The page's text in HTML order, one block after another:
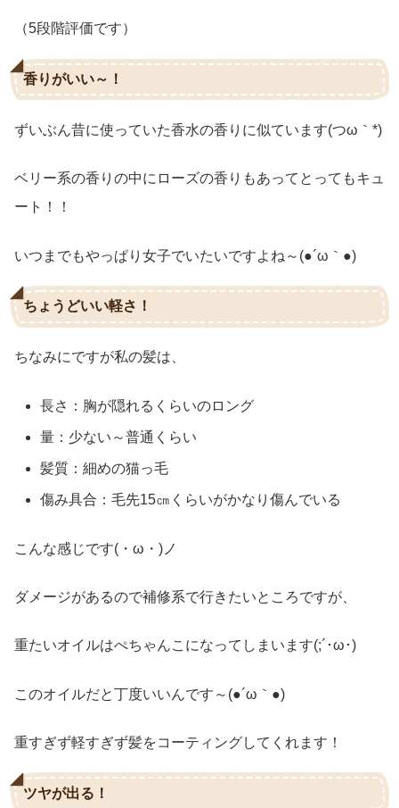
（5段階評価です）
香りがいい～！
ずいぶん昔に使っていた香水の香りに似ています(つω｀*)
ベリー系の香りの中にローズの香りもあってとってもキュ
ート！！
いつまでもやっぱり女子でいたいですよね～(●´ω｀●)
ちょうどいい軽さ！
ちなみにですが私の髪は、
長さ：胸が隠れるくらいのロング
量：少ない～普通くらい
髪質：細めの猫っ毛
傷み具合：毛先15㎝くらいがかなり傷んでいる
こんな感じです(・ω・)ノ
ダメージがあるので補修系で行きたいところですが、
重たいオイルはぺちゃんこになってしまいます(;´･ω･)
このオイルだと丁度いいんです～(●´ω｀●)
重すぎず軽すぎず髪をコーティングしてくれます！
ツヤが出る！